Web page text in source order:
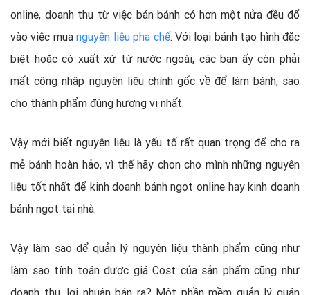
online, doanh thu từ việc bán bánh có hơn một nửa đều đổ
vào việc muanguyên liệu pha chế. Với loại bánh tạo hình đặc
biệt hoặc có xuất xứ từ nước ngoài, các bạn ấy còn phải
mất công nhập nguyên liệu chính gốc về để làm bánh, sao
cho thành phẩm đúng hương vị nhất.
Vậy mới biết nguyên liệu là yếu tố rất quan trọng để cho ra
mẻ bánh hoàn hảo, vì thế hãy chọn cho mình những nguyên
liệu tốt nhất để kinh doanh bánh ngọt online hay kinh doanh
bánh ngọt tại nhà.
Vậy làm sao để quản lý nguyên liệu thành phẩm cũng như
làm sao tính toán được giá Cost của sản phẩm cũng như
doanh thu, lợi nhuận bán ra? Một phần mềm quản lý quán